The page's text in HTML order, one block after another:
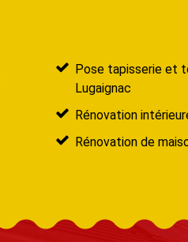
Pose tapisserie et
Lugaignac
Rénovation
Rénovation de